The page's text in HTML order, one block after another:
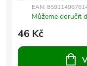
EAN:
Můžeme doručit
46 Kč